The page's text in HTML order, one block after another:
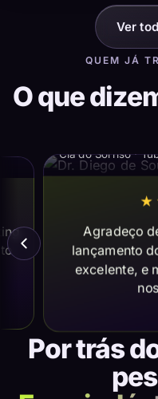
Ver
QUEM JÁ
O que
Cia do Sorriso ·
Agradeço
lançamento
excelente, e
Por trás